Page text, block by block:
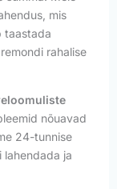
mis
taastada
rahalise
nõuavad
24-tunnise
lahendada ja